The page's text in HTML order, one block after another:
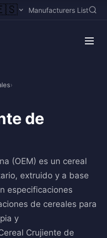
Manufacturers List
›
de
(OEM) es un cereal
extruido y a base
especificaciones
de cereales para
y
Crujiente de